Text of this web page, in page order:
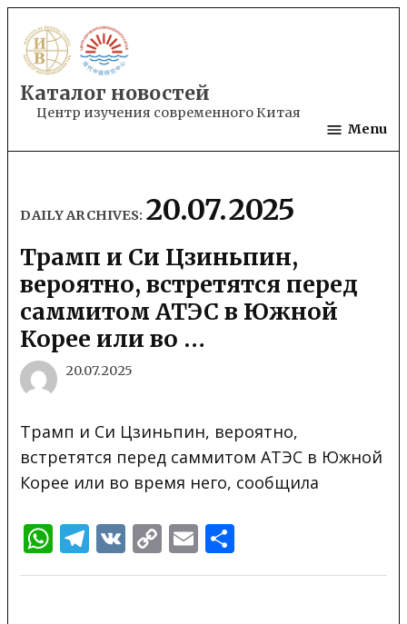
to
content
Каталог новостей
Центр изучения современного Китая
Menu
DAILY ARCHIVES: 20.07.2025
Трамп и Си Цзиньпин,
вероятно, встретятся перед
саммитом АТЭС в Южной
Корее или во …
20.07.2025
Трамп и Си Цзиньпин, вероятно,
встретятся перед саммитом АТЭС в Южной
Корее или во время него, сообщила
WhatsApp
Telegram
VKCopy
Link
Email